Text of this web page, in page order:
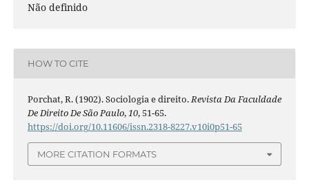
Não definido
HOW TO CITE
Porchat, R. (1902). Sociologia e direito.Revista Da Faculdade
De Direito De São Paulo,10, 51-65.
https://doi.org/10.11606/issn.2318-8227.v10i0p51-65
MORE CITATION FORMATS